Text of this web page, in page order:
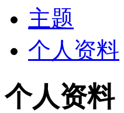
主题
个人资料
个人资料